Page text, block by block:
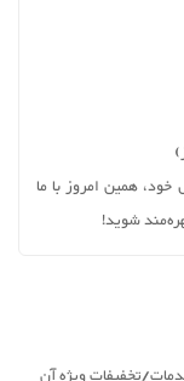
همین امروز با ما
شوید!